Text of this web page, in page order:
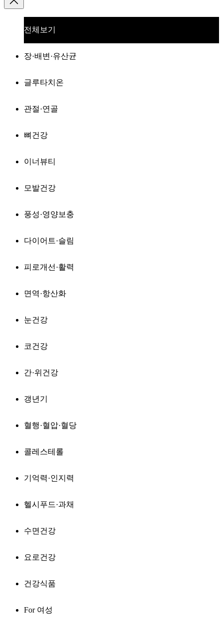
전체보기
장·배변·유산균
글루타치온
관절·연골
뼈건강
이너뷰티
모발건강
풍성·영양보충
다이어트·슬림
피로개선·활력
면역·항산화
눈건강
코건강
간·위건강
갱년기
혈행·혈압·혈당
콜레스테롤
기억력·인지력
헬시푸드·과채
수면건강
요로건강
건강식품
For 여성